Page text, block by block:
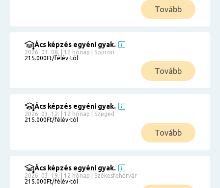
Tovább
Ács képzés egyéni gyak.
2026. 03. 08. | 12 hónap | Sopron
215.000Ft/félév-tól
Tovább
Ács képzés egyéni gyak.
2026. 03. 12. | 12 hónap | Szeged
215.000Ft/félév-tól
Tovább
Ács képzés egyéni gyak.
2026. 03. 19. | 12 hónap | Székesfehérvár
215.000Ft/félév-tól